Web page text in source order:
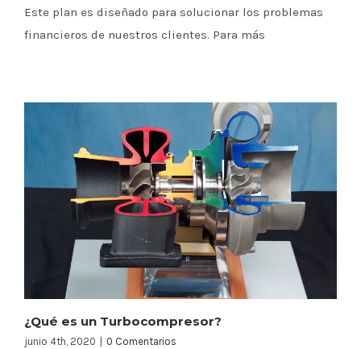
Este plan es diseñado para solucionar los problemas
financieros de nuestros clientes. Para más
¿Qué es un Turbocompresor?
junio 4th, 2020 0 Comentarios